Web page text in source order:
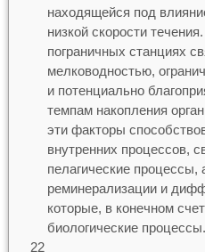
находящейся под
низкой скорости
пограничных станциях
мелководностью,
и потенциально
темпам накопления
эти факторы
внутренних процессов,
пелагические процессы,
реминерализации и
которые, в конечном
биологические процессы.
22